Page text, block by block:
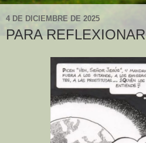
4 DE DICIEMBRE DE 2025
PARA REFLEXIONAR